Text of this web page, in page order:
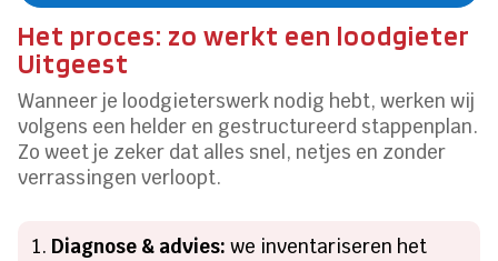
Het proces: zo werkt een loodgieter
Uitgeest
Wanneer je loodgieterswerk nodig hebt, werken wij
volgens een helder en gestructureerd stappenplan.
Zo weet je zeker dat alles snel, netjes en zonder
verrassingen verloopt.
Diagnose & advies: we inventariseren het